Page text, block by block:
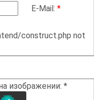
E-Mail: *
construct.php not
изображении: *